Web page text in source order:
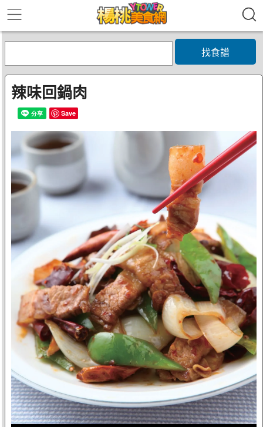
找食譜
辣味回鍋肉
Save